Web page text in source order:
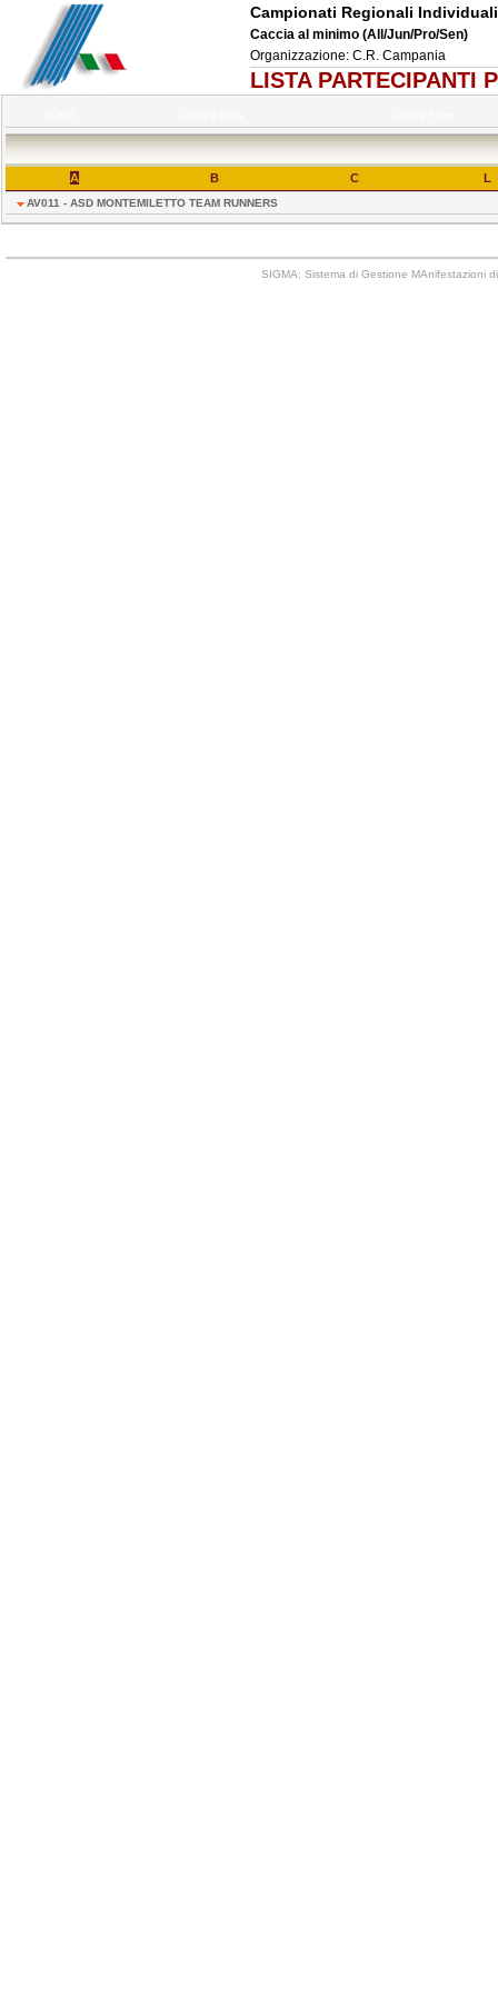
Campionati Regionali
Caccia al minimo (All/Jun/Pro/Sen)
Organizzazione: C.R. Campania
LISTA PARTECIPANTI
A B C L
AV011 - ASD MONTEMILETTO TEAM RUNNERS
SIGMA: Sistema di Gestione MAnifestazioni